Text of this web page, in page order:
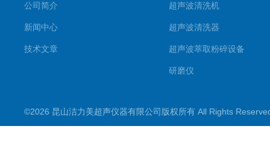
公司简介
新闻中心
技术文章
超声波清洗机
超声波清洗器
超声波萃取粉碎设备
研磨仪
超声波水浴
©2026 昆山洁力美超声仪器有限公司版权所有 All Rights